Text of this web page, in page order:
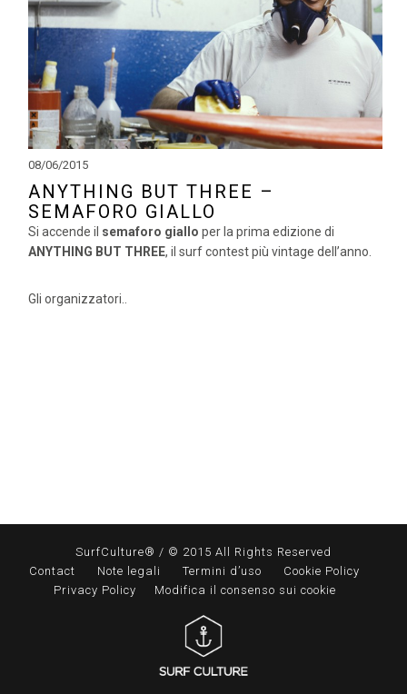
08/06/2015
ANYTHING BUT THREE –
SEMAFORO GIALLO
Si accende il semaforo giallo per la prima edizione di
ANYTHING BUT THREE, il surf contest più vintage dell’anno.
Gli organizzatori..
SurfCulture® / © 2015 All Rights Reserved
Contact
Note legali Termini d’uso
Cookie Policy
Privacy Policy
Modifica il consenso sui cookie